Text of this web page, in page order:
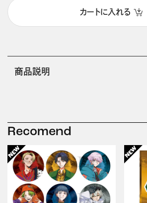
カートに入れる
商品説明
Recomend